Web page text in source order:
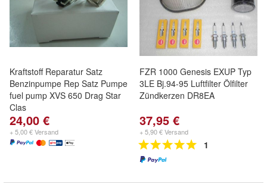
Kraftstoff Reparatur Satz
Benzinpumpe Rep Satz Pumpe
fuel pump XVS 650 Drag Star
Clas
24,00 €
+ 5,00 € Versand
FZR 1000 Genesis EXUP Typ
3LE Bj.94-95 Luftfilter Ölfilter
Zündkerzen DR8EA
37,95 €
+ 5,90 € Versand
1